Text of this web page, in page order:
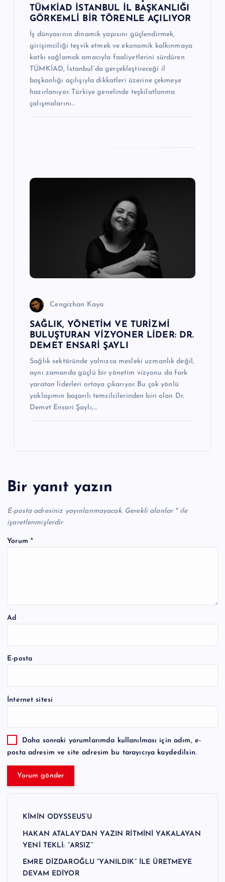
TÜMKİAD İSTANBUL İL BAŞKANLIĞI
GÖRKEMLİ BİR TÖRENLE AÇILIYOR
İş dünyasının dinamik yapısını güçlendirmek,
girişimciliği teşvik etmek ve ekonomik kalkınmaya
katkı sağlamak amacıyla faaliyetlerini sürdüren
TÜMKİAD, İstanbul’da gerçekleştireceği il
başkanlığı açılışıyla dikkatleri üzerine çekmeye
hazırlanıyor. Türkiye genelinde teşkilatlanma
çalışmalarını…
Cengizhan Kaya
SAĞLIK, YÖNETİM VE TURİZMİ
BULUŞTURAN VİZYONER LİDER: DR.
DEMET ENSARİ ŞAYLI
Sağlık sektöründe yalnızca mesleki uzmanlık değil,
aynı zamanda güçlü bir yönetim vizyonu da fark
yaratan liderleri ortaya çıkarıyor. Bu çok yönlü
yaklaşımın başarılı temsilcilerinden biri olan Dr.
Demet Ensari Şaylı,…
Bir yanıt yazın
E-posta adresiniz yayınlanmayacak. Gerekli alanlar *ile
işaretlenmişlerdir
Yorum *
Ad
E-posta
İnternet sitesi
Daha sonraki yorumlarımda kullanılması için adım, e-
posta adresim ve site adresim bu tarayıcıya kaydedilsin.
KİMİN ODYSSEUS’U
HAKAN ATALAY’DAN YAZIN RİTMİNİ YAKALAYAN
YENİ TEKLİ: “ARSIZ”
EMRE DİZDAROĞLU “YANILDIK” İLE ÜRETMEYE
DEVAM EDİYOR